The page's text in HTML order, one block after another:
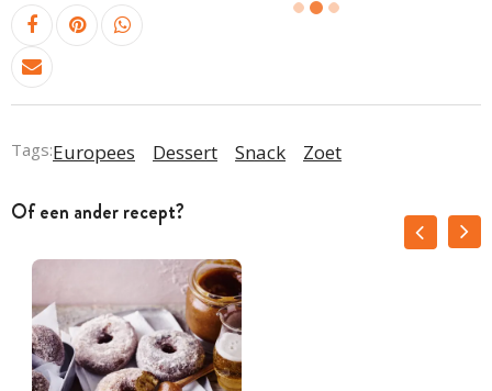
Tags:Europees Dessert Snack Zoet
Of een ander recept?